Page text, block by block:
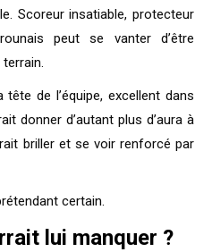
Scoreur insatiable, protecteur
peut se vanter d’être
tête de l’équipe, excellent dans
donner d’autant plus d’aura à
briller et se voir renforcé par
certain.
lui manquer ?